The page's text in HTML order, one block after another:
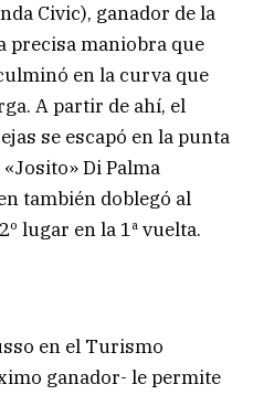
Civic), ganador de la
precisa maniobra que
en la curva que
A partir de ahí, el
se escapó en la punta
Di Palma
también doblegó al
lugar en la 1ª vuelta.
en el Turismo
ganador- le permite